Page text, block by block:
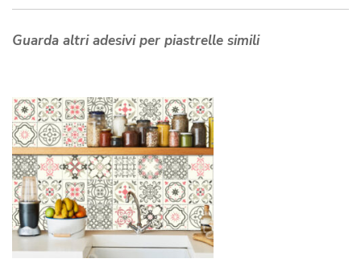
Guarda altri adesivi per piastrelle simili